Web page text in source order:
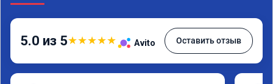
5.0 из 5★★★★★ Avito Оставить отзыв